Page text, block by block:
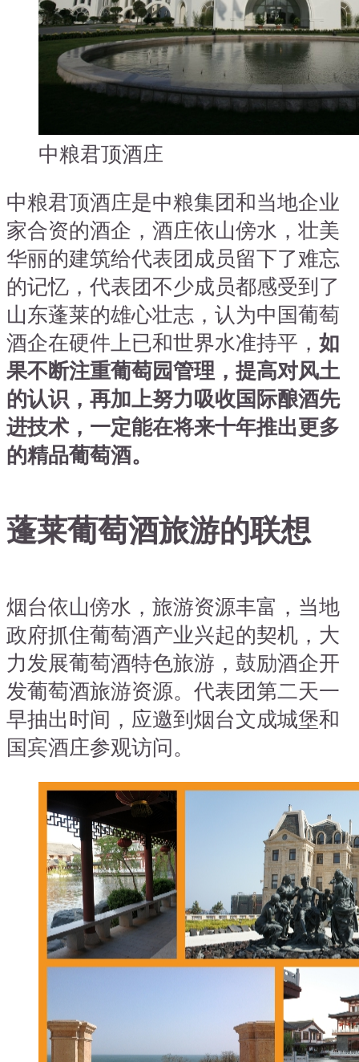
中粮君顶酒庄
中粮君顶酒庄是中粮集团和当地企业
家合资的酒企，酒庄依山傍水，壮美
华丽的建筑给代表团成员留下了难忘
的记忆，代表团不少成员都感受到了
山东蓬莱的雄心壮志，认为中国葡萄
酒企在硬件上已和世界水准持平， 如
果不断注重葡萄园管理，提高对风土
的认识，再加上努力吸收国际酿酒先
进技术，一定能在将来十年推出更多
的精品葡萄酒。
蓬莱葡萄酒旅游的联想
烟台依山傍水，旅游资源丰富，当地
政府抓住葡萄酒产业兴起的契机，大
力发展葡萄酒特色旅游，鼓励酒企开
发葡萄酒旅游资源。代表团第二天一
早抽出时间，应邀到烟台文成城堡和
国宾酒庄参观访问。